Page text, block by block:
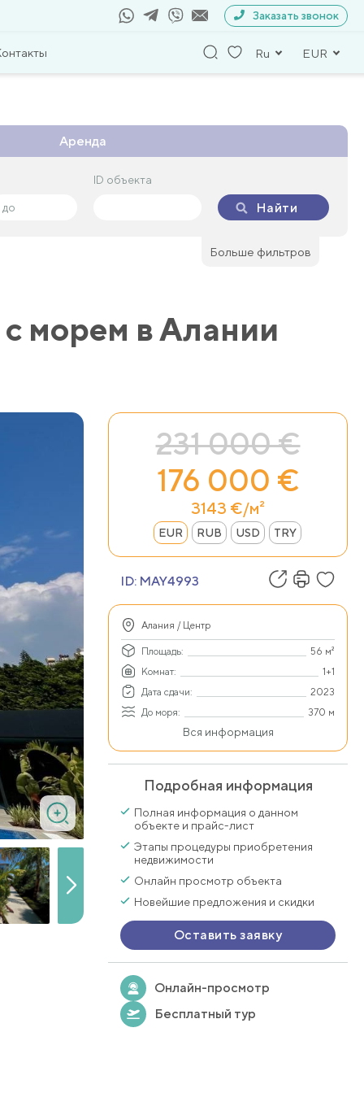
Заказать звонок
Ru EUR
Аренда
ID объекта
Найти
Больше фильтров
ID объекта
Найти
морем в Алании
231 000 €
176 000 €
3143 €/м²
EUR RUB USD TRY
ID: MAY4993
Алания / Центр
Площадь:
56 м²
Комнат:
1+1
Дата сдачи:
2023
До моря:
370 м
Вся информация
Подробная информация
Полная информация о данном
объекте и прайс-лист
Этапы процедуры приобретения
недвижимости
Онлайн просмотр объекта
Новейшие предложения и скидки
Оставить заявку
Онлайн-просмотр
Бесплатный тур